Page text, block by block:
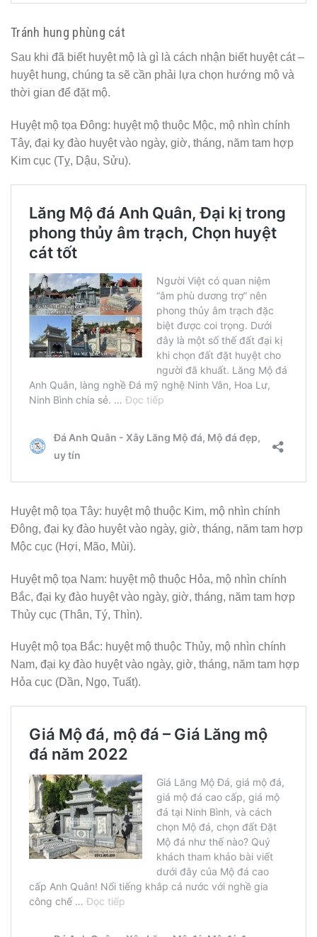
Tránh hung phùng cát
Sau khi đã biết huyệt mộ là gì là cách nhận biết huyệt cát –
huyệt hung, chúng ta sẽ cần phải lựa chọn hướng mộ và
thời gian để đặt mộ.
Huyệt mộ tọa Đông: huyệt mộ thuộc Mộc, mộ nhìn chính
Tây, đại kỵ đào huyệt vào ngày, giờ, tháng, năm tam hợp
Kim cục (Tỵ, Dậu, Sửu).
Huyệt mộ tọa Tây: huyệt mộ thuộc Kim, mộ nhìn chính
Đông, đại kỵ đào huyệt vào ngày, giờ, tháng, năm tam hợp
Mộc cục (Hợi, Mão, Mùi).
Huyệt mộ tọa Nam: huyệt mộ thuộc Hỏa, mộ nhìn chính
Bắc, đại kỵ đào huyệt vào ngày, giờ, tháng, năm tam hợp
Thủy cục (Thân, Tý, Thìn).
Huyệt mộ tọa Bắc: huyệt mộ thuộc Thủy, mộ nhìn chính
Nam, đại kỵ đào huyệt vào ngày, giờ, tháng, năm tam hợp
Hỏa cục (Dần, Ngọ, Tuất).